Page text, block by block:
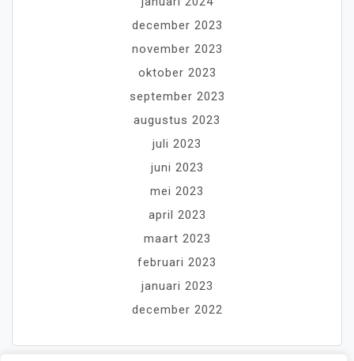
december 2023
november 2023
oktober 2023
september 2023
augustus 2023
juli 2023
juni 2023
mei 2023
april 2023
maart 2023
februari 2023
januari 2023
december 2022